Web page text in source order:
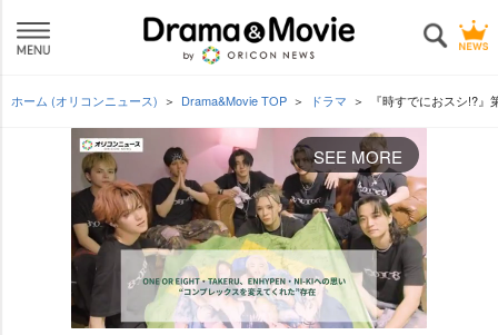
ホーム (オリコンニュース) Drama&Movie TOP ドラマ 『時すでにおスシ!?
SEE MORE